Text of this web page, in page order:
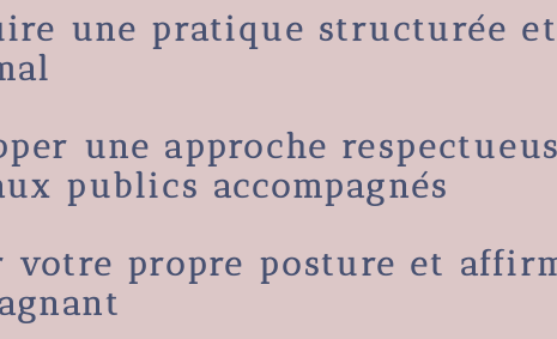
une pratique structurée
une approche
publics accompagnés
votre propre posture et